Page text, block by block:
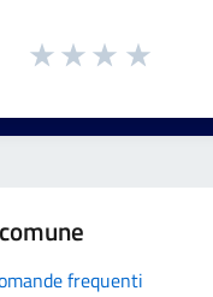
frequenti